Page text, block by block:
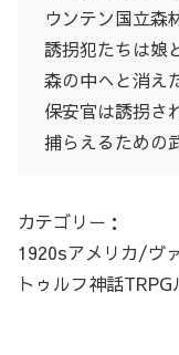
ウンテン国立森
誘拐犯たちは娘
森の中へと消え
保安官は誘拐さ
捕らえるための
カテゴリー：
1920sアメリカ/ヴ
トゥルフ神話